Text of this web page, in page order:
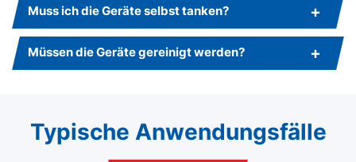
Muss ich die Geräte selbst tanken?
Müssen die Geräte gereinigt werden?
Typische Anwendungsfälle